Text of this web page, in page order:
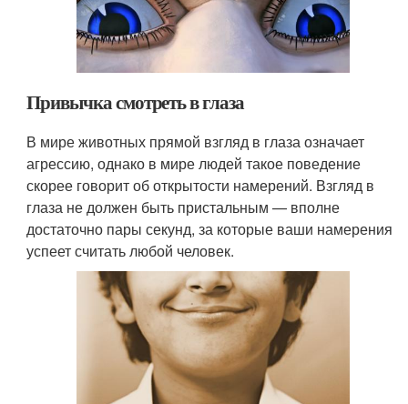
Привычка смотреть в глаза
В мире животных прямой взгляд в глаза означает
агрессию, однако в мире людей такое поведение
скорее говорит об открытости намерений. Взгляд в
глаза не должен быть пристальным — вполне
достаточно пары секунд, за которые ваши намерения
успеет считать любой человек.